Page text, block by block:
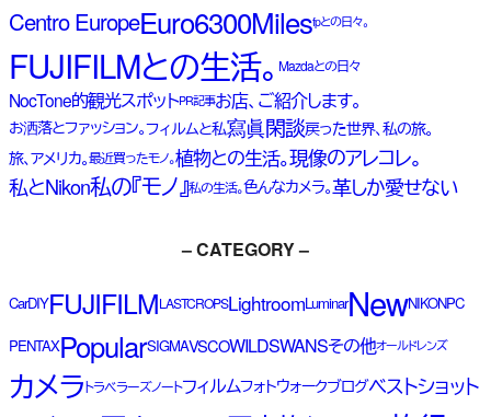
Centro EuropeEuro6300Milesfpとの日々。
FUJIFILMとの生活。 Mazdaとの日々
NocTone的観光スポットPR記事お店、ご紹介します。
お洒落とファッション。フィルムと私寫眞閑談戻った世界、私の旅。
旅、アメリカ。最近買ったモノ。植物との生活。現像のアレコレ。
私とNikon私の『モノ』私の生活。色んなカメラ。革しか愛せない
– CATEGORY –
CarDIYFUJIFILMLASTCROPSLightroomLuminarNewNIKONPC
PENTAXPopularSIGMAVSCOWILDSWANSその他オールドレンズ
カメラトラベラーズノートフィルムフォトウォークブログベストショット